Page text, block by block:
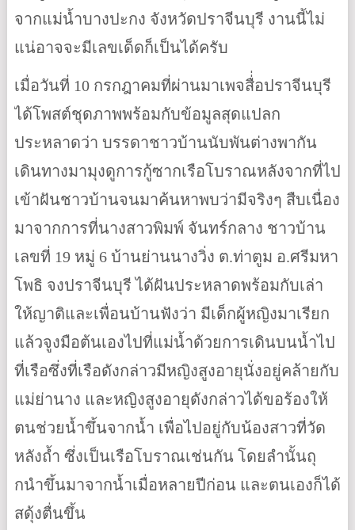
จากแม่น้ำบางปะกง จังหวัดปราจีนบุรี งานนี้ไม่
แน่อาจจะมีเลขเด็ดก็เป็นได้ครับ
เมื่อวันที่ 10 กรกฎาคมที่ผ่านมาเพจสื่่อปราจีนบุรี
ได้โพสต์ชุดภาพพร้อมกับข้อมูลสุดแปลก
ประหลาดว่า บรรดาชาวบ้านนับพันต่างพากัน
เดินทางมามุงดูการกู้ซากเรือโบราณหลังจากที่ไป
เข้าฝันชาวบ้านจนมาค้นหาพบว่ามีจริงๆ สืบเนื่อง
มาจากการที่นางสาวพิมพ์ จันทร์กลาง ชาวบ้าน
เลขที่ 19 หมู่ 6 บ้านย่านนางวิ่ง ต.ท่าตูม อ.ศรีมหา
โพธิ จงปราจีนบุรี ได้ฝันประหลาดพร้อมกับเล่า
ให้ญาติและเพื่อนบ้านฟังว่า มีเด็กผู้หญิงมาเรียก
แล้วจูงมือต้นเองไปที่แม่น้ำด้วยการเดินบนน้ำไป
ที่เรือซึ่งที่เรือดังกล่าวมีหญิงสูงอายุนั่งอยู่คล้ายกับ
แม่ย่านาง และหญิงสูงอายุดังกล่าวได้ขอร้องให้
ตนช่วยน้ำขึ้นจากน้ำ เพื่อไปอยู่กับน้องสาวที่วัด
หลังถ้ำ ซึ่งเป็นเรือโบราณเช่นกัน โดยลำนั้นถุ
กนำขึ้นมาจากน้ำเมื่อหลายปีก่อน และตนเองก็ได้
สดุ้งตื่นขึ้น